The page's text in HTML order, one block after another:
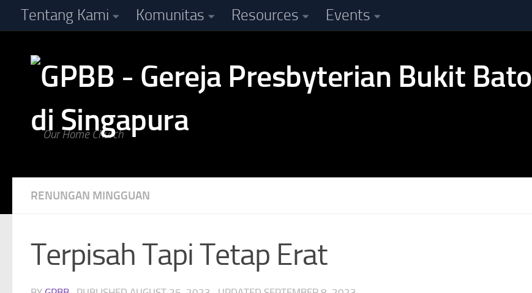
Skip to content
Tentang Kami Komunitas Resources Events
Our Home Church
RENUNGAN MINGGUAN
Terpisah Tapi Tetap Erat